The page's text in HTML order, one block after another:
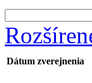
Dátum zverejnenia